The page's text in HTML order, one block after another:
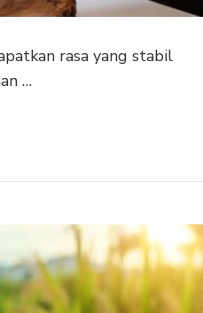
rasa yang stabil
…